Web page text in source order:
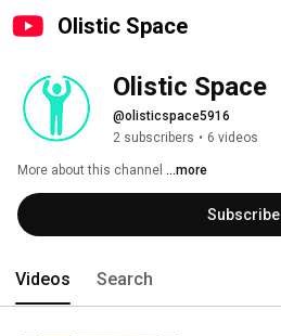
Olistic Space
Olistic Space
@olisticspace5916
2 subscribers • 6 videos
More about this channel ...more
Subscribe
Videos Search